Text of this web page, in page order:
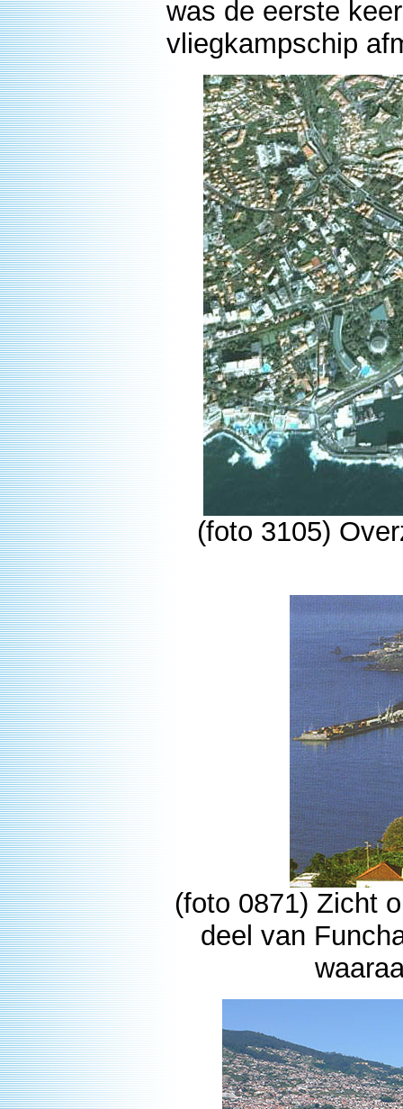
was de eerste
vliegkampschip
(foto 3105)
(foto 0871) Zicht
deel van